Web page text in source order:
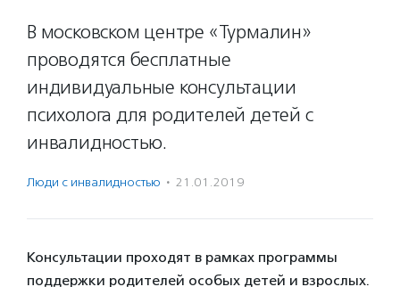
В московском центре «Турмалин»
проводятся бесплатные
индивидуальные консультации
психолога для родителей детей с
инвалидностью.
Люди с инвалидностью · 21.01.2019
Консультации проходят в рамках программы
поддержки родителей особых детей и взрослых.